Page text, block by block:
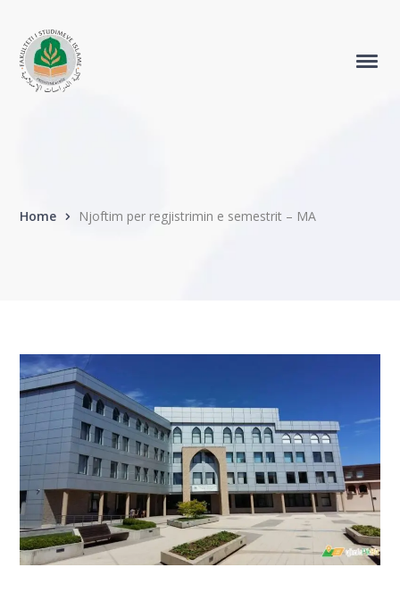
Home Njoftim per regjistrimin e semestrit – MA